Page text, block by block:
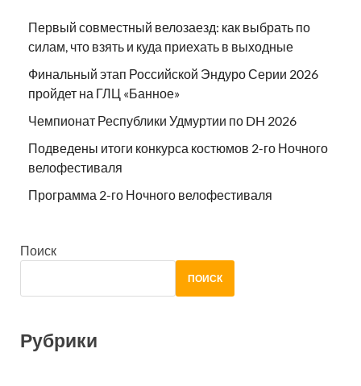
Первый совместный велозаезд: как выбрать по
силам, что взять и куда приехать в выходные
Финальный этап Российской Эндуро Серии 2026
пройдет на ГЛЦ «Банное»
Чемпионат Республики Удмуртии по DH 2026
Подведены итоги конкурса костюмов 2-го Ночного
велофестиваля
Программа 2-го Ночного велофестиваля
Поиск
ПОИСК
Рубрики